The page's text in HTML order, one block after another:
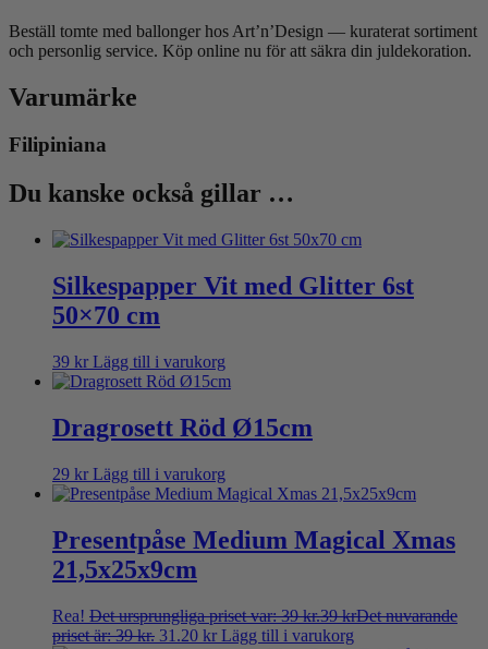
Beställ tomte med ballonger hos Art’n’Design — kuraterat sortiment
och personlig service. Köp online nu för att säkra din juldekoration.
Varumärke
Filipiniana
Du kanske också gillar …
Silkespapper Vit med Glitter 6st
50×70 cm
39 kr Lägg till i varukorg
Dragrosett Röd Ø15cm
29 kr Lägg till i varukorg
Presentpåse Medium Magical Xmas
21,5x25x9cm
Rea! Det ursprungliga priset var: 39 kr.39krDet nuvarande
priset är: 39 kr. 31.20 kr Lägg till i varukorg